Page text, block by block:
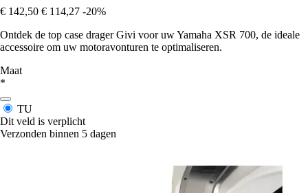
€ 142,50 € 114,27 -20%
Ontdek de top case drager Givi voor uw Yamaha XSR 700, de ideale
accessoire om uw motoravonturen te optimaliseren.
Maat
*
TU
Dit veld is verplicht
Verzonden binnen 5 dagen